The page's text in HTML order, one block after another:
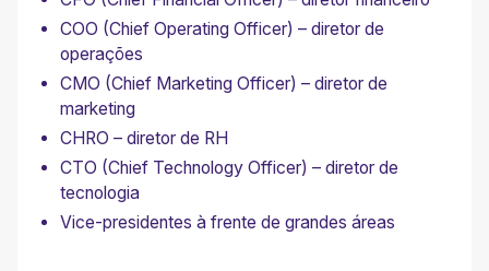
COO (Chief Operating Officer) – diretor de
operações
CMO (Chief Marketing Officer) – diretor de
marketing
CHRO – diretor de RH
CTO (Chief Technology Officer) – diretor de
tecnologia
Vice-presidentes à frente de grandes áreas